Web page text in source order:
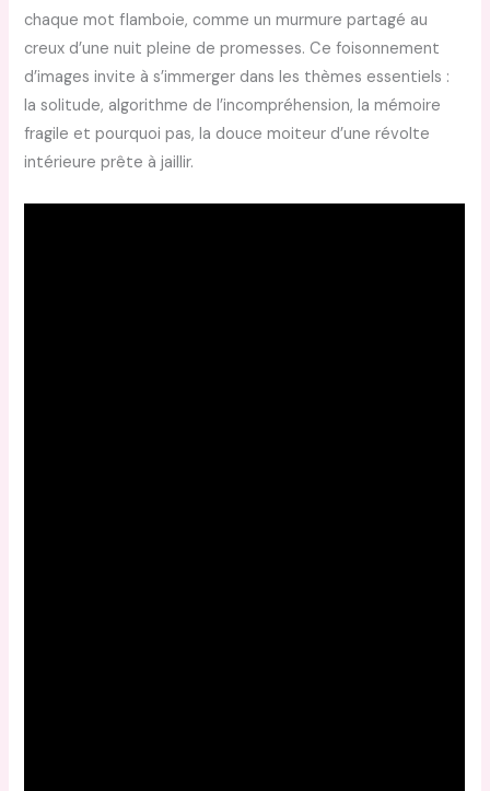
chaque mot flamboie, comme un murmure partagé au
creux d’une nuit pleine de promesses. Ce foisonnement
d’images invite à s’immerger dans les thèmes essentiels :
la solitude, algorithme de l’incompréhension, la mémoire
fragile et pourquoi pas, la douce moiteur d’une révolte
intérieure prête à jaillir.